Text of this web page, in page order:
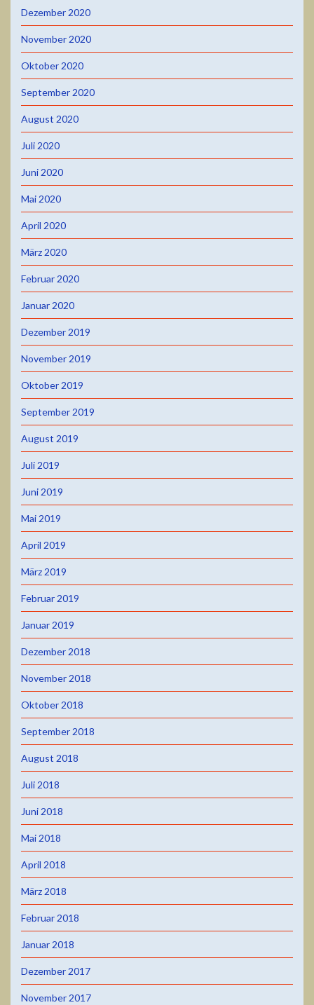
Dezember 2020
November 2020
Oktober 2020
September 2020
August 2020
Juli 2020
Juni 2020
Mai 2020
April 2020
März 2020
Februar 2020
Januar 2020
Dezember 2019
November 2019
Oktober 2019
September 2019
August 2019
Juli 2019
Juni 2019
Mai 2019
April 2019
März 2019
Februar 2019
Januar 2019
Dezember 2018
November 2018
Oktober 2018
September 2018
August 2018
Juli 2018
Juni 2018
Mai 2018
April 2018
März 2018
Februar 2018
Januar 2018
Dezember 2017
November 2017